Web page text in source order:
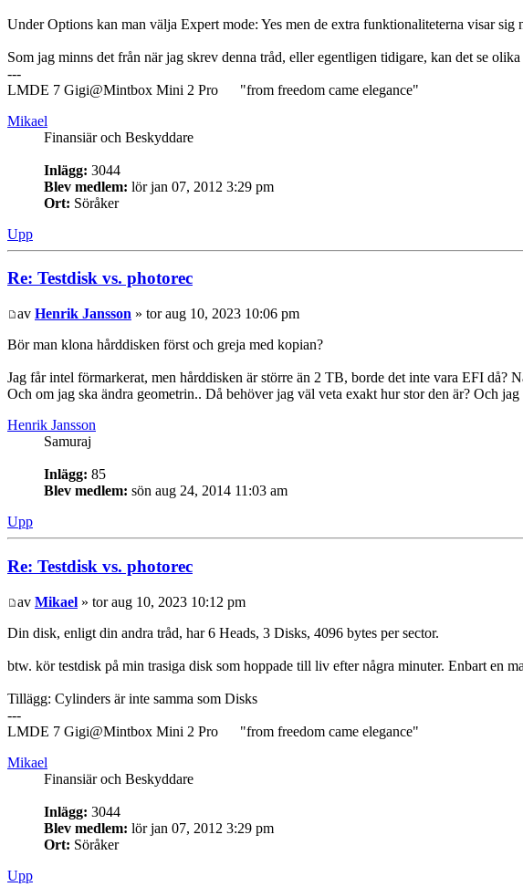
Under Options kan man välja Expert mode: Yes men de extra funktionaliteterna visar sig
Som jag minns det från när jag skrev denna tråd, eller egentligen tidigare, kan det se
---
LMDE 7 Gigi@Mintbox Mini 2 Pro "from freedom came elegance"
Mikael
Finansiär och Beskyddare
Inlägg: 3044
Blev medlem: lör jan 07, 2012 3:29 pm
Ort: Söråker
Upp
Re: Testdisk vs. photorec
av Henrik Jansson » tor aug 10, 2023 10:06 pm
Bör man klona hårddisken först och greja med kopian?
Jag får intel förmarkerat, men hårddisken är större än 2 TB, borde det inte vara EFI då?
Och om jag ska ändra geometrin.. Då behöver jag väl veta exakt hur stor den är? Och
Henrik Jansson
Samuraj
Inlägg: 85
Blev medlem: sön aug 24, 2014 11:03 am
Upp
Re: Testdisk vs. photorec
av Mikael » tor aug 10, 2023 10:12 pm
Din disk, enligt din andra tråd, har 6 Heads, 3 Disks, 4096 bytes per sector.
btw. kör testdisk på min trasiga disk som hoppade till liv efter några minuter. Enbart en
Tillägg: Cylinders är inte samma som Disks
---
LMDE 7 Gigi@Mintbox Mini 2 Pro "from freedom came elegance"
Mikael
Finansiär och Beskyddare
Inlägg: 3044
Blev medlem: lör jan 07, 2012 3:29 pm
Ort: Söråker
Upp